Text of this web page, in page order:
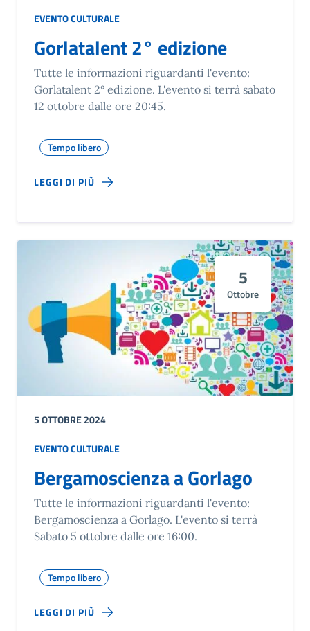
EVENTO CULTURALE
Gorlatalent 2° edizione
Tutte le informazioni riguardanti l'evento:
Gorlatalent 2° edizione. L'evento si terrà sabato
12 ottobre dalle ore 20:45.
Tempo libero
LEGGI DI PIÙ
5
Ottobre
5 OTTOBRE 2024
EVENTO CULTURALE
Bergamoscienza a Gorlago
Tutte le informazioni riguardanti l'evento:
Bergamoscienza a Gorlago. L'evento si terrà
Sabato 5 ottobre dalle ore 16:00.
Tempo libero
LEGGI DI PIÙ